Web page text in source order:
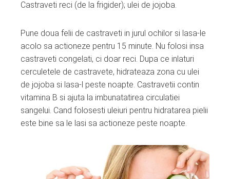
Castraveti reci (de la frigider); ulei de jojoba.
Pune doua felii de castraveti in jurul ochilor si lasa-le
acolo sa actioneze pentru 15 minute. Nu folosi insa
castraveti congelati, ci doar reci. Dupa ce inlaturi
cerculetele de castravete, hidrateaza zona cu ulei
de jojoba si lasa-l peste noapte. Castravetii contin
vitamina B si ajuta la imbunatatirea circulatiei
sangelui. Cand folosesti uleiuri pentru hidratarea pielii
este bine sa le lasi sa actioneze peste noapte.